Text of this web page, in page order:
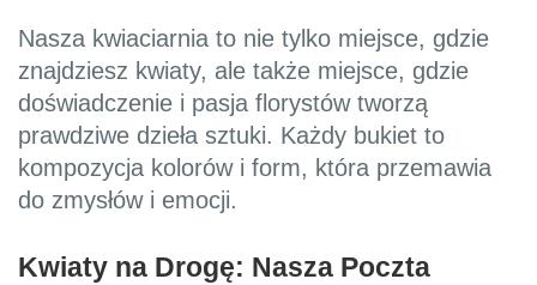
Nasza kwiaciarnia to nie tylko miejsce, gdzie
znajdziesz kwiaty, ale także miejsce, gdzie
doświadczenie i pasja florystów tworzą
prawdziwe dzieła sztuki. Każdy bukiet to
kompozycja kolorów i form, która przemawia
do zmysłów i emocji.
Kwiaty na Drogę: Nasza Poczta